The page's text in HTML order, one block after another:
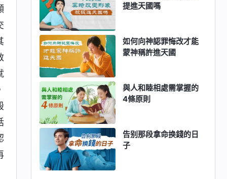
提進天國嗎
如何向神認罪悔改才能
蒙神稱許進天國
與人和睦相處需掌握的
4條原則
告别那段拿命换錢的日
子